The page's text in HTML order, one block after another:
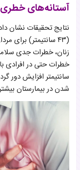
آستانه‌های
زنان، خطرات جدی
سانتیمتر افزایش دور
شدن در بیمارستان